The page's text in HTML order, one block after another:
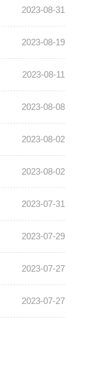
2023-08-31
2023-08-19
2023-08-11
2023-08-08
2023-08-02
2023-08-02
2023-07-31
2023-07-29
2023-07-27
2023-07-27